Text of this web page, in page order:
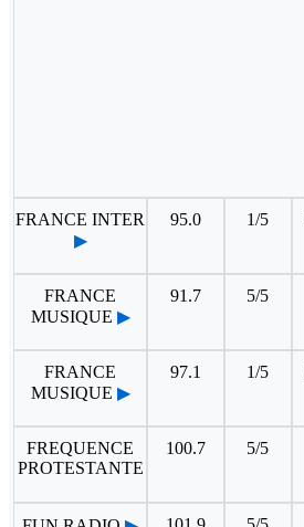
FRANCE INTER
▶
95.0 1/5
FRANCE
MUSIQUE ▶
91.7 5/5
FRANCE
MUSIQUE ▶
97.1 1/5
FREQUENCE
PROTESTANTE
100.7 5/5